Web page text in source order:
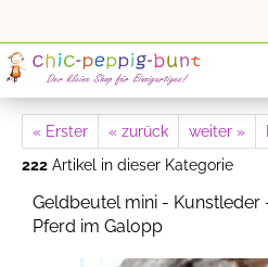
« Erster « zurück weiter »
222 Artikel in dieser Kategorie
Geldbeutel mini - Kunstleder
Pferd im Galopp